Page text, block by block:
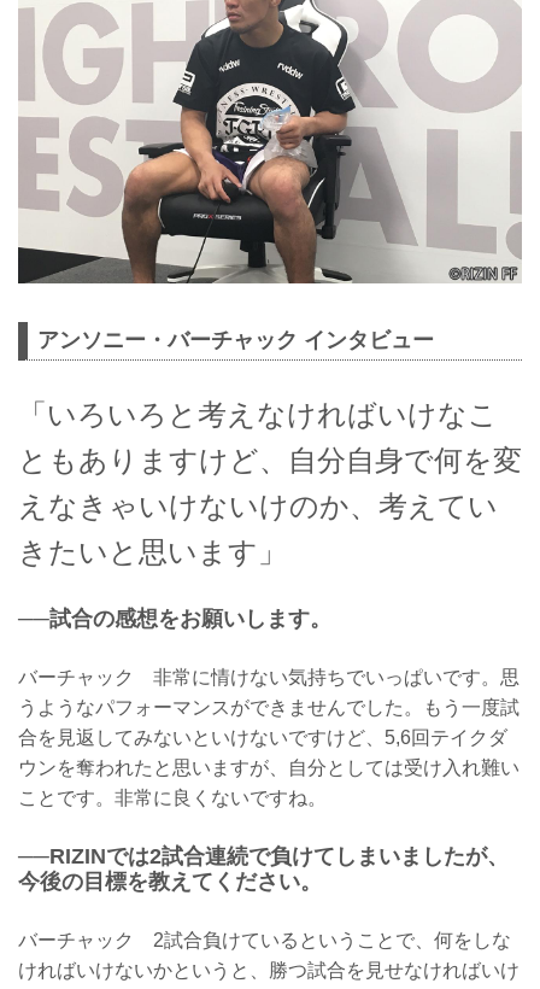
アンソニー・バーチャック インタビュー
「いろいろと考えなければいけなこ
ともありますけど、自分自身で何を変
えなきゃいけないけのか、考えてい
きたいと思います」
──試合の感想をお願いします。
バーチャック 非常に情けない気持ちでいっぱいです。思
うようなパフォーマンスができませんでした。もう一度試
合を見返してみないといけないですけど、5,6回テイクダ
ウンを奪われたと思いますが、自分としては受け入れ難い
ことです。非常に良くないですね。
──RIZINでは2試合連続で負けてしまいましたが、
今後の目標を教えてください。
バーチャック 2試合負けているということで、何をしな
ければいけないかというと、勝つ試合を見せなければいけ